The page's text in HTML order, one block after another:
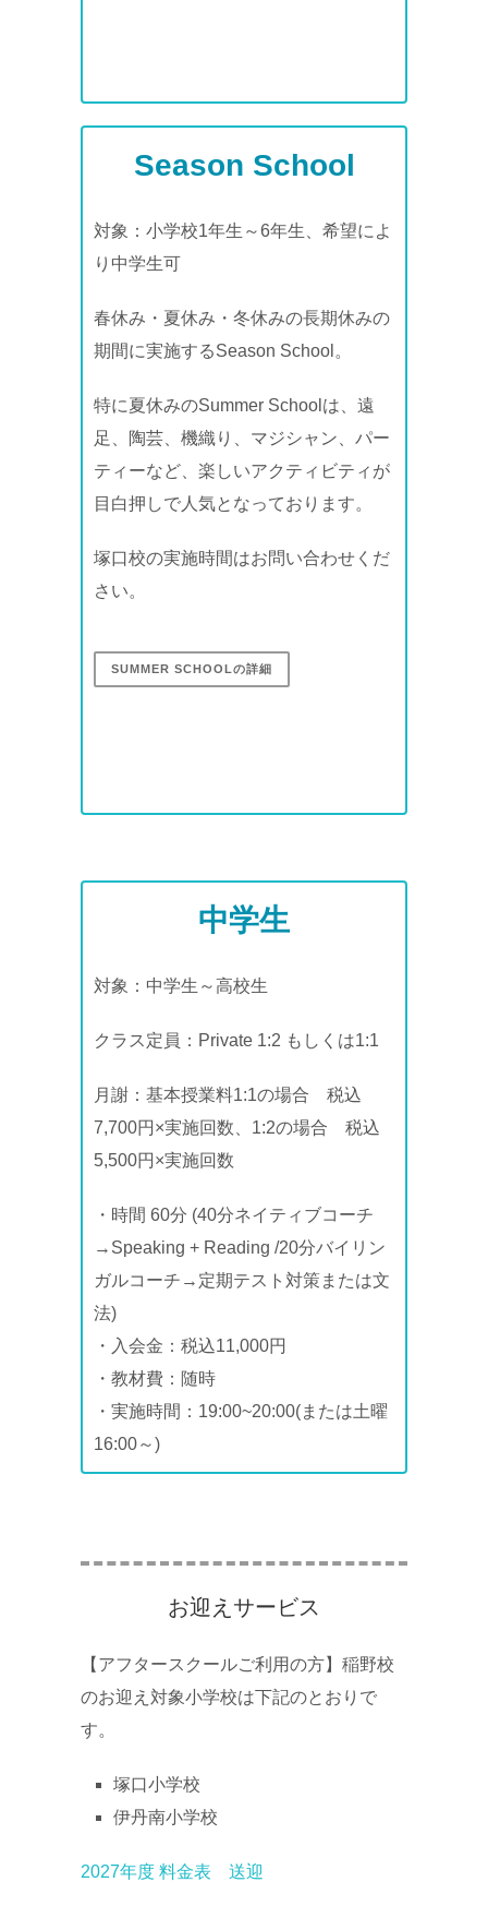
Season School
対象：小学校1年生～6年生、希望によ
り中学生可
春休み・夏休み・冬休みの長期休みの
期間に実施するSeason School。
特に夏休みのSummer Schoolは、遠
足、陶芸、機織り、マジシャン、パー
ティーなど、楽しいアクティビティが
目白押しで人気となっております。
塚口校の実施時間はお問い合わせくだ
さい。
SUMMER SCHOOLの詳細
中学生
対象：中学生～高校生
クラス定員：Private 1:2 もしくは1:1
月謝：基本授業料1:1の場合 税込
7,700円×実施回数、1:2の場合 税込
5,500円×実施回数
・時間 60分 (40分ネイティブコーチ
→Speaking + Reading /20分バイリン
ガルコーチ→定期テスト対策または文
法)
・入会金：税込11,000円
・教材費：随時
・実施時間：19:00~20:00(または土曜
16:00～)
お迎えサービス
【アフタースクールご利用の方】稲野校
のお迎え対象小学校は下記のとおりで
す。
塚口小学校
伊丹南小学校
2027年度 料金表 送迎